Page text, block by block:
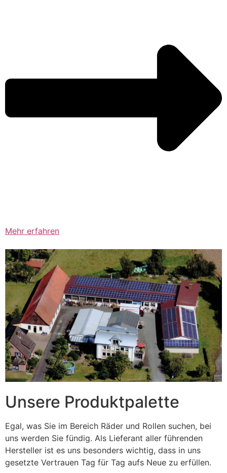
Mehr erfahren
Unsere Produktpalette
Egal, was Sie im Bereich Räder und Rollen suchen, bei
uns werden Sie fündig. Als Lieferant aller führenden
Hersteller ist es uns besonders wichtig, dass in uns
gesetzte Vertrauen Tag für Tag aufs Neue zu erfüllen.